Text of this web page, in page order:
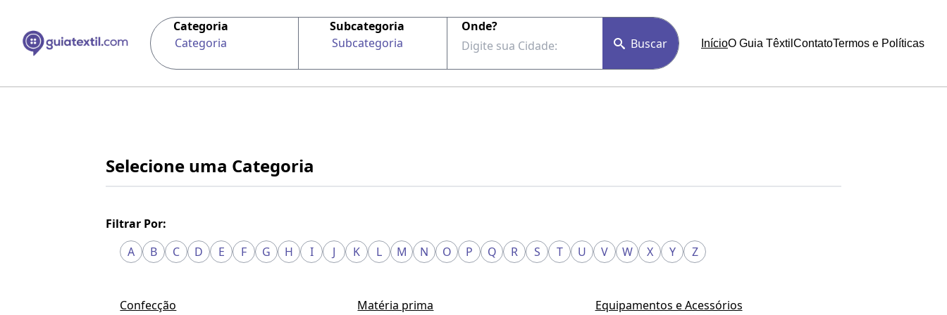
Categoria
Categoria
Subcategoria
Subcategoria
Onde?
Buscar
InícioO Guia Têxtil ContatoTermos e Políticas
Selecione uma Categoria
Filtrar Por:
A
B C D E F G H I J K L M N O P Q R S T U V W X Y Z
Confecção Matéria prima
Equipamentos e Acessórios